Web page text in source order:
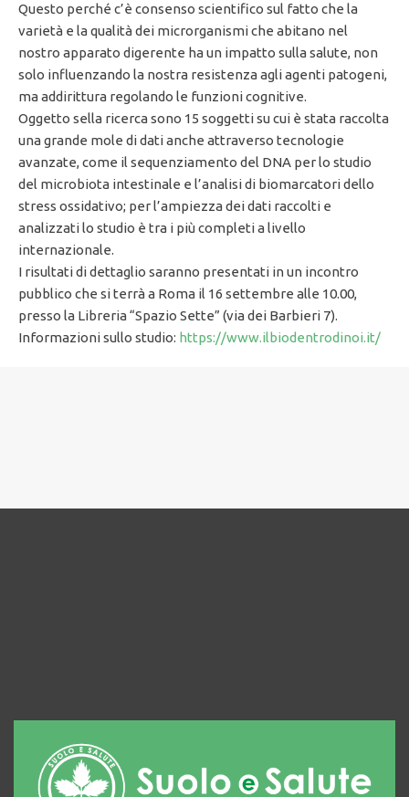
Questo perché c’è consenso scientifico sul fatto che la
varietà e la qualità dei microrganismi che abitano nel
nostro apparato digerente ha un impatto sulla salute, non
solo influenzando la nostra resistenza agli agenti patogeni,
ma addirittura regolando le funzioni cognitive.
Oggetto sella ricerca sono 15 soggetti su cui è stata raccolta
una grande mole di dati anche attraverso tecnologie
avanzate, come il sequenziamento del DNA per lo studio
del microbiota intestinale e l’analisi di biomarcatori dello
stress ossidativo; per l’ampiezza dei dati raccolti e
analizzati lo studio è tra i più completi a livello
internazionale.
I risultati di dettaglio saranno presentati in un incontro
pubblico che si terrà a Roma il 16 settembre alle 10.00,
presso la Libreria “Spazio Sette” (via dei Barbieri 7).
Informazioni sullo studio: https://www.ilbiodentrodinoi.it/